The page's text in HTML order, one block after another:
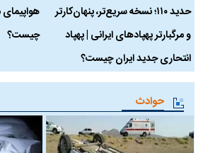
حدید ۱۱۰؛ نسخه سریع‌تر، پنهان‌کارتر
و مرگبارتر پهپادهای ایرانی | پهپاد
انتحاری جدید ایران چیست؟
چیست؟
حوادث